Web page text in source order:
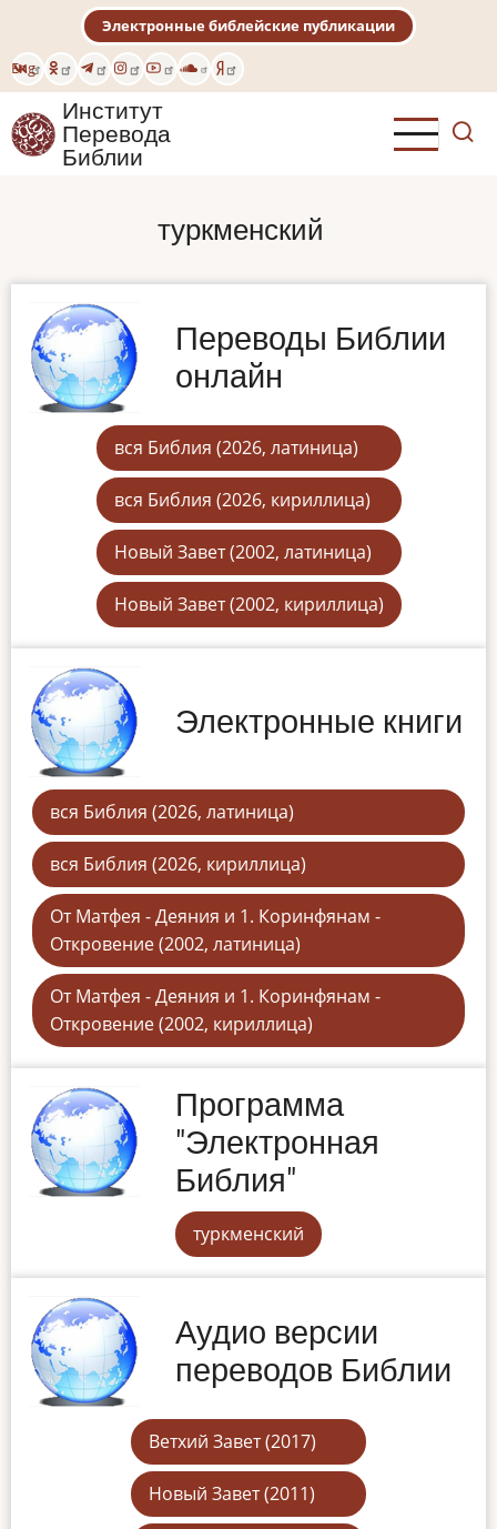
основному
содержанию
Eng
Электронные библейские публикации
Институт
Перевода
Библии
туркменский
Переводы Библии
онлайн
вся Библия (2026, латиница)
вся Библия (2026, кириллица)
Новый Завет (2002, латиница)
Новый Завет (2002, кириллица)
Электронные книги
вся Библия (2026, латиница)
вся Библия (2026, кириллица)
От Матфея - Деяния и 1. Коринфянам -
Откровение (2002, латиница)
От Матфея - Деяния и 1. Коринфянам -
Откровение (2002, кириллица)
Программа
"Электронная
Библия"
туркменский
Аудио версии
переводов Библии
Ветхий Завет (2017)
Новый Завет (2011)